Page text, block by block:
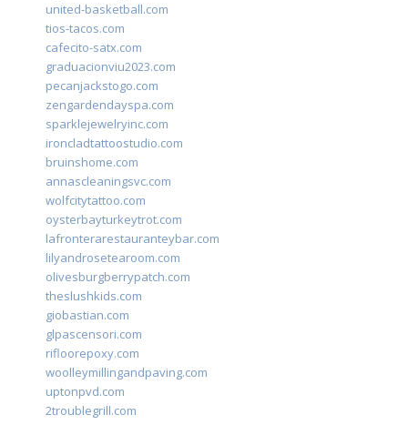
united-basketball.com
tios-tacos.com
cafecito-satx.com
graduacionviu2023.com
pecanjackstogo.com
zengardendayspa.com
sparklejewelryinc.com
ironcladtattoostudio.com
bruinshome.com
annascleaningsvc.com
wolfcitytattoo.com
oysterbayturkeytrot.com
lafronterarestauranteybar.com
lilyandrosetearoom.com
olivesburgberrypatch.com
theslushkids.com
giobastian.com
glpascensori.com
rifloorepoxy.com
woolleymillingandpaving.com
uptonpvd.com
2troublegrill.com